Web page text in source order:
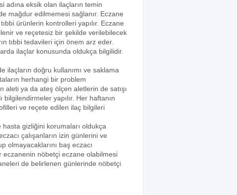
adına eksik olan ilaçların temin
mağdur edilmemesi sağlanır. Eczane
ürünlerin kontrolleri yapılır. Eczane
ve reçetesiz bir şekilde verilebilecek
tıbbi tedavileri için önem arz eder.
ilaçlar konusunda oldukça bilgilidir.
ilaçların doğru kullanımı ve saklama
herhangi bir problem
aleti ya da ateş ölçen aletlerin de satışı
yapılır. Her haftanın
ve reçete edilen ilaç bilgileri
gizliğini korumaları oldukça
çalışanların izin günlerini ve
olmayacaklarını baş eczacı
nöbetçi eczane olabilmesi
de belirlenen günlerinde nöbetçi